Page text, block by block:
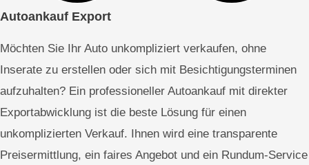
Autoankauf Export
Möchten Sie Ihr Auto unkompliziert verkaufen, ohne
Inserate zu erstellen oder sich mit Besichtigungsterminen
aufzuhalten? Ein professioneller Autoankauf mit direkter
Exportabwicklung ist die beste Lösung für einen
unkomplizierten Verkauf. Ihnen wird eine transparente
Preisermittlung, ein faires Angebot und ein Rundum-Service